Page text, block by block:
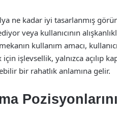
ne kadar iyi tasarlanmış
veya kullanıcının
kullanım amacı,
için işlevsellik, yalnızca açılıp
bir rahatlık anlamına gelir.